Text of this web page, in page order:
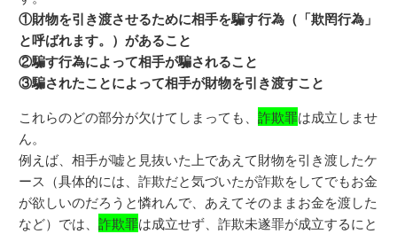
①財物を引き渡させるために相手を騙す行為（「欺罔行為」
と呼ばれます。）があること
②騙す行為によって相手が騙されること
③騙されたことによって相手が財物を引き渡すこと
これらのどの部分が欠けてしまっても、詐欺罪は成立しませ
ん。
例えば、相手が嘘と見抜いた上であえて財物を引き渡したケ
ース（具体的には、詐欺だと気づいたが詐欺をしてでもお金
が欲しいのだろうと憐れんで、あえてそのままお金を渡した
など）では、詐欺罪は成立せず、詐欺未遂罪が成立するにと